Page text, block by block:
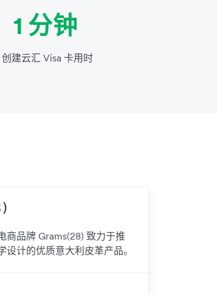
1 分钟
创建云汇 Visa 卡用时
商品牌 Grams(28) 致力于推
设计的优质意大利皮革产品。